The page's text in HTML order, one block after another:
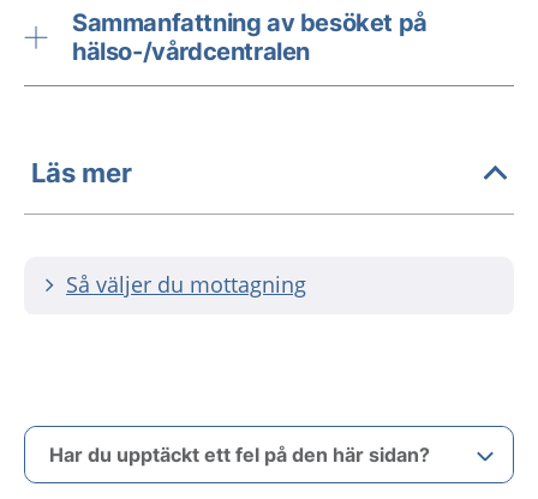
Sammanfattning av besöket på
hälso-/vårdcentralen
Läs mer
Så väljer du mottagning
Har du upptäckt ett fel på den här sidan?